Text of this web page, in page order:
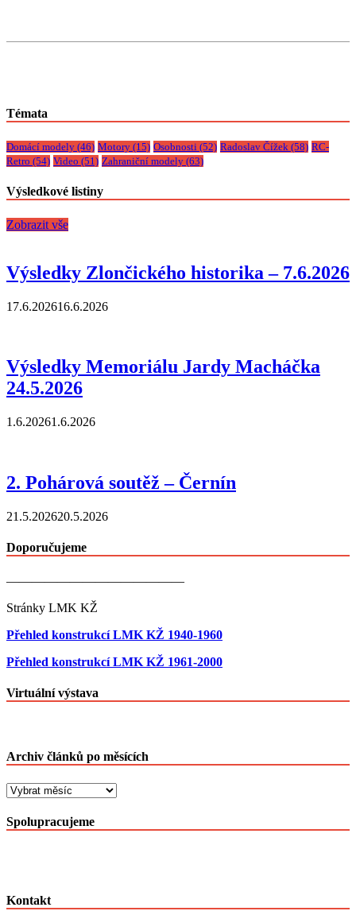
Témata
Domácí modely (46) Motory (15) Osobnosti (52) Radoslav Čížek (58) RC-
Retro (54) Video (51) Zahraniční modely (63)
Výsledkové listiny
Zobrazit vše
Výsledky Zlončického historika – 7.6.2026
17.6.202616.6.2026
Výsledky Memoriálu Jardy Macháčka
24.5.2026
1.6.20261.6.2026
2. Pohárová soutěž – Černín
21.5.202620.5.2026
Doporučujeme
——————————————
Stránky LMK KŽ
Přehled konstrukcí LMK KŽ 1940-1960
Přehled konstrukcí LMK KŽ 1961-2000
Virtuální výstava
Archiv článků po měsících
Archiv
po
měsících
Spolupracujeme
Kontakt